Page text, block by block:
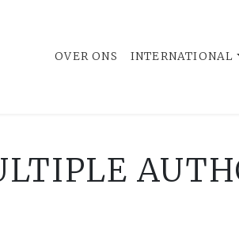
OVER ONS INTERNATIONAL